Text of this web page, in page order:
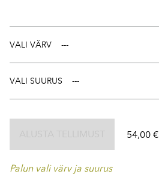
VALI VÄRV
VALI SUURUS
54,00 €
Palun vali värv ja suurus